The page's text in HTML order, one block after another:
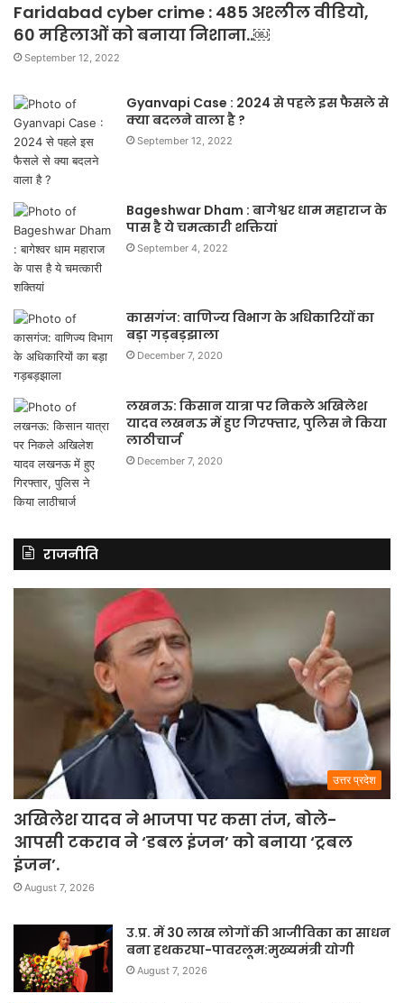
Faridabad cyber crime : 485 अश्लील वीडियो,
60 महिलाओं को बनाया निशाना..￼
September 12, 2022
Gyanvapi Case : 2024 से पहले इस फैसले से
क्या बदलने वाला है ?
September 12, 2022
Bageshwar Dham : बागेश्वर धाम महाराज के
पास है ये चमत्कारी शक्तियां
September 4, 2022
कासगंज: वाणिज्य विभाग के अधिकारियों का
बड़ा गड़बड़झाला
December 7, 2020
लखनऊ: किसान यात्रा पर निकले अखिलेश
यादव लखनऊ में हुए गिरफ्तार, पुलिस ने किया
लाठीचार्ज
December 7, 2020
राजनीति
उत्तर प्रदेश
अखिलेश यादव ने भाजपा पर कसा तंज, बोले-
आपसी टकराव ने ‘डबल इंजन’ को बनाया ‘ट्रबल
इंजन’.
August 7, 2026
उ.प्र. में 30 लाख लोगों की आजीविका का साधन
बना हथकरघा-पावरलूम:मुख्यमंत्री योगी
August 7, 2026